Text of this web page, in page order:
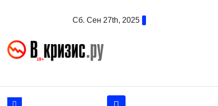
Сб. Сен 27th, 2025